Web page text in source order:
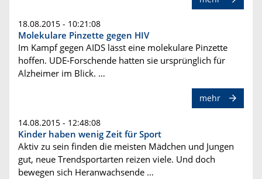
18.08.2015 - 10:21:08
Molekulare Pinzette gegen HIV
Im Kampf gegen AIDS lässt eine molekulare Pinzette
hoffen. UDE-Forschende hatten sie ursprünglich für
Alzheimer im Blick. …
mehr
14.08.2015 - 12:48:08
Kinder haben wenig Zeit für Sport
Aktiv zu sein finden die meisten Mädchen und Jungen
gut, neue Trendsportarten reizen viele. Und doch
bewegen sich Heranwachsende …